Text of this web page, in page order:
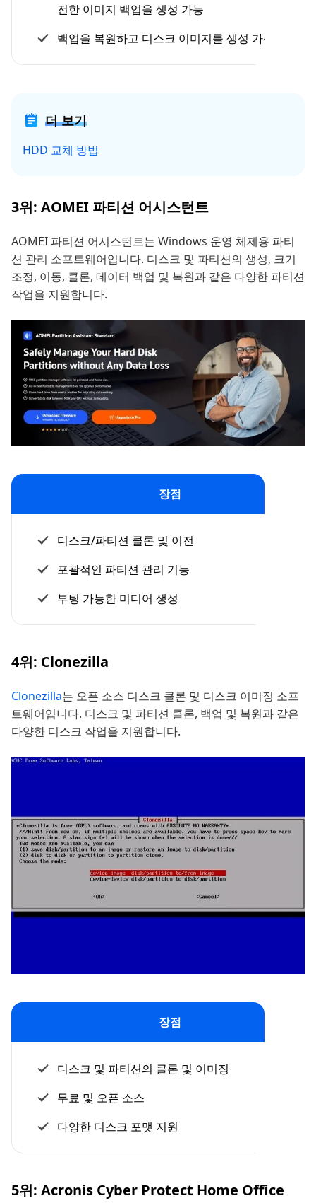
전한 이미지 백업을 생성 가능
백업을 복원하고 디스크 이미지를 생성 가능
더 보기
HDD 교체 방법
3위: AOMEI 파티션 어시스턴트
AOMEI 파티션 어시스턴트는 Windows 운영 체제용 파티
션 관리 소프트웨어입니다. 디스크 및 파티션의 생성, 크기
조정, 이동, 클론, 데이터 백업 및 복원과 같은 다양한 파티션
작업을 지원합니다.
장점
디스크/파티션 클론 및 이전
포괄적인 파티션 관리 기능
부팅 가능한 미디어 생성
4위: Clonezilla
Clonezilla는 오픈 소스 디스크 클론 및 디스크 이미징 소프
트웨어입니다. 디스크 및 파티션 클론, 백업 및 복원과 같은
다양한 디스크 작업을 지원합니다.
장점
디스크 및 파티션의 클론 및 이미징
무료 및 오픈 소스
다양한 디스크 포맷 지원
5위: Acronis Cyber Protect Home Office